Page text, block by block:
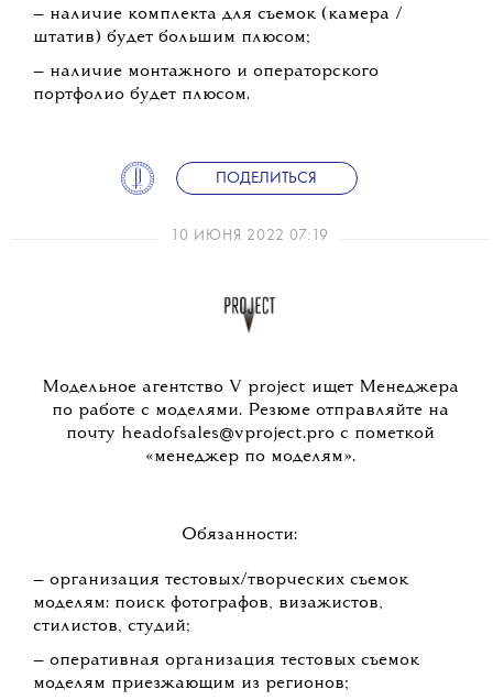
— наличие комплекта для съемок (камера /
штатив) будет большим плюсом;
— наличие монтажного и операторского
портфолио будет плюсом.
ПОДЕЛИТЬСЯ
10 ИЮНЯ 2022 07:19
Модельное агентство V project ищет Менеджера
по работе с моделями. Резюме отправляйте на
почту headofsales@vproject.pro с пометкой
«менеджер по моделям».
Обязанности:
— организация тестовых/творческих съемок
моделям: поиск фотографов, визажистов,
стилистов, студий;
— оперативная организация тестовых съемок
моделям приезжающим из регионов;